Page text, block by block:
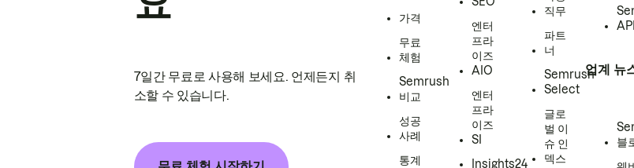
7일간 무료로 사용해 보세요. 언제든지 취
소할 수 있습니다.
가격
무료
체험
Semrush
비교
성공
사례
통계
엔터
프라
이즈
AIO
엔터
프라
이즈
SI
Insights24
직무
파트
너
Semrush
Select
글로
벌 이
슈 인
덱스
업계 뉴
블